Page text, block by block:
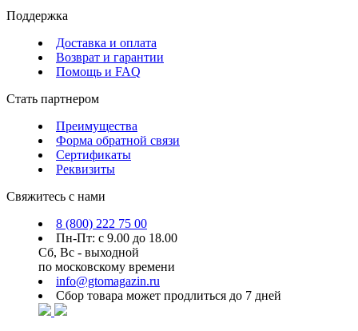
Поддержка
Доставка и оплата
Возврат и гарантии
Помощь и FAQ
Стать партнером
Преимущества
Форма обратной связи
Сертификаты
Реквизиты
Свяжитесь с нами
8 (800) 222 75 00
Пн-Пт: с 9.00 до 18.00
Сб, Вс - выходной
по московскому времени
info@gtomagazin.ru
Сбор товара может продлиться до 7 дней